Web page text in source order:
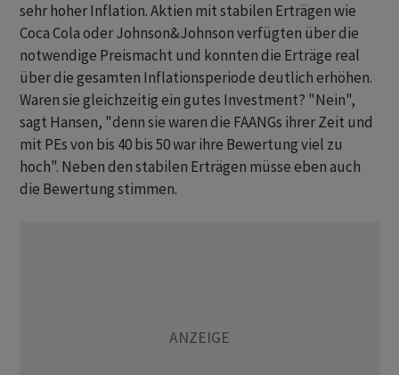
sehr hoher Inflation. Aktien mit stabilen Erträgen wie
Coca Cola oder Johnson&Johnson verfügten über die
notwendige Preismacht und konnten die Erträge real
über die gesamten Inflationsperiode deutlich erhöhen.
Waren sie gleichzeitig ein gutes Investment? "Nein",
sagt Hansen, "denn sie waren die FAANGs ihrer Zeit und
mit PEs von bis 40 bis 50 war ihre Bewertung viel zu
hoch". Neben den stabilen Erträgen müsse eben auch
die Bewertung stimmen.